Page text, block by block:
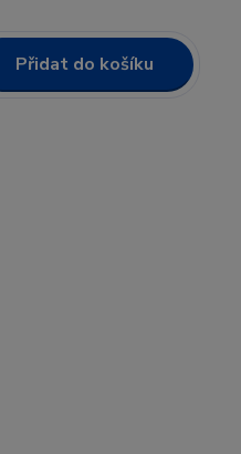
Přidat do košíku